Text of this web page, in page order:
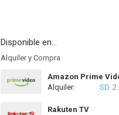
Disponible en...
Alquiler y Compra
Amazon Prime
Alquiler: SD
Rakuten TV